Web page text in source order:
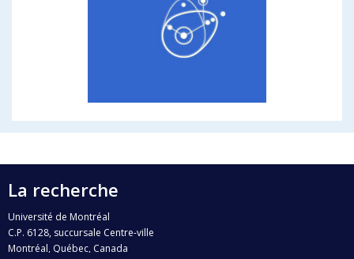
La recherche
Université de Montréal
C.P. 6128, succursale Centre-ville
Montréal, Québec, Canada